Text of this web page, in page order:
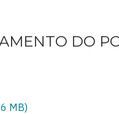
DO
MB)